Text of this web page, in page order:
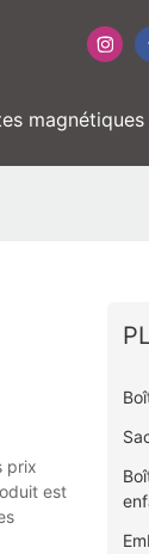
magnétiques
prix
est